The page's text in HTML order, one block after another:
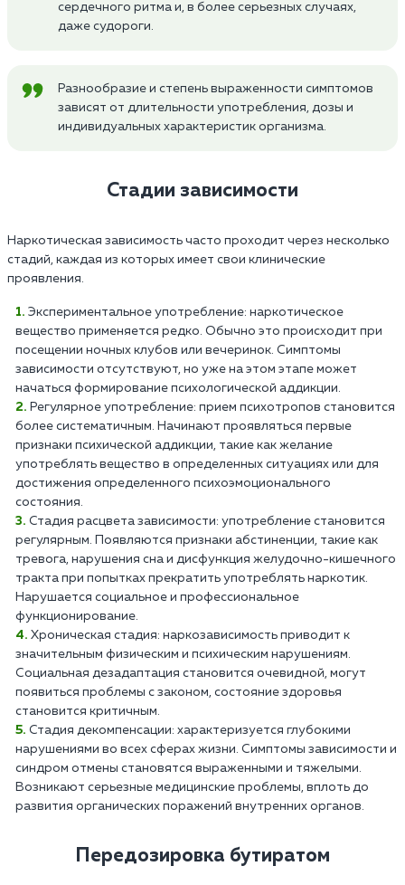
сердечного ритма и, в более серьезных случаях,
даже судороги.
Разнообразие и степень выраженности симптомов
зависят от длительности употребления, дозы и
индивидуальных характеристик организма.
Стадии зависимости
Наркотическая зависимость часто проходит через несколько
стадий, каждая из которых имеет свои клинические
проявления.
Экспериментальное употребление: наркотическое
вещество применяется редко. Обычно это происходит при
посещении ночных клубов или вечеринок. Симптомы
зависимости отсутствуют, но уже на этом этапе может
начаться формирование психологической аддикции.
Регулярное употребление: прием психотропов становится
более систематичным. Начинают проявляться первые
признаки психической аддикции, такие как желание
употреблять вещество в определенных ситуациях или для
достижения определенного психоэмоционального
состояния.
Стадия расцвета зависимости: употребление становится
регулярным. Появляются признаки абстиненции, такие как
тревога, нарушения сна и дисфункция желудочно-кишечного
тракта при попытках прекратить употреблять наркотик.
Нарушается социальное и профессиональное
функционирование.
Хроническая стадия: наркозависимость приводит к
значительным физическим и психическим нарушениям.
Социальная дезадаптация становится очевидной, могут
появиться проблемы с законом, состояние здоровья
становится критичным.
Стадия декомпенсации: характеризуется глубокими
нарушениями во всех сферах жизни. Симптомы зависимости и
синдром отмены становятся выраженными и тяжелыми.
Возникают серьезные медицинские проблемы, вплоть до
развития органических поражений внутренних органов.
Передозировка бутиратом